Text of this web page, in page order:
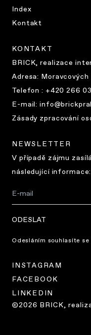
Index
Kontakt
KONTAKT
BRICK, realizace
Adresa: Moravcových
Telefon : +420 266
E-mail:
Zásady zpracování
NEWSLETTER
V případě zájmu
následující informace:
ODESLAT
Odesláním souhlasíte
INSTAGRAM
FACEBOOK
LINKEDIN
©2026 BRICK,